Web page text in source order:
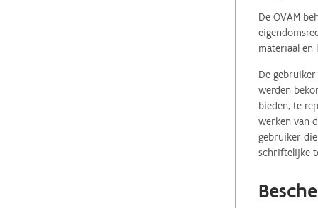
De OVAM
materiaal en
De
werden
bieden, te
werken van
gebruiker
schriftelijke